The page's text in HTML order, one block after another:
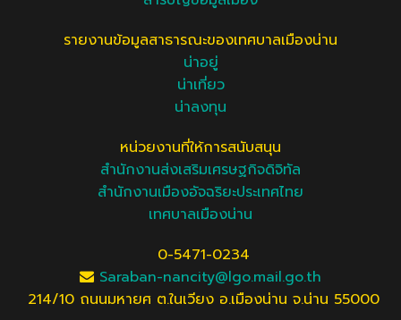
รายงานข้อมูลสาธารณะของเทศบาลเมืองน่าน
น่าอยู่
น่าเที่ยว
น่าลงทุน
หน่วยงานที่ให้การสนับสนุน
สำนักงานส่งเสริมเศรษฐกิจดิจิทัล
สำนักงานเมืองอัจฉริยะประเทศไทย
เทศบาลเมืองน่าน
0-5471-0234
Saraban-nancity@lgo.mail.go.th
214/10 ถนนมหายศ ต.ในเวียง อ.เมืองน่าน จ.น่าน 55000